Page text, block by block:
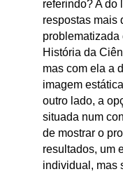
referindo? A do
respostas mais
História da
mas com ela a
imagem
outro lado, a
situada num
de mostrar o
resultados, um
individual, mas